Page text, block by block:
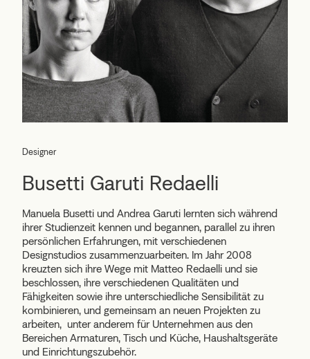
Designer
Busetti Garuti Redaelli
Manuela Busetti und Andrea Garuti lernten sich während
ihrer Studienzeit kennen und begannen, parallel zu ihren
persönlichen Erfahrungen, mit verschiedenen
Designstudios zusammenzuarbeiten. Im Jahr 2008
kreuzten sich ihre Wege mit Matteo Redaelli und sie
beschlossen, ihre verschiedenen Qualitäten und
Fähigkeiten sowie ihre unterschiedliche Sensibilität zu
kombinieren, und gemeinsam an neuen Projekten zu
arbeiten, unter anderem für Unternehmen aus den
Bereichen Armaturen, Tisch und Küche, Haushaltsgeräte
und Einrichtungszubehör.